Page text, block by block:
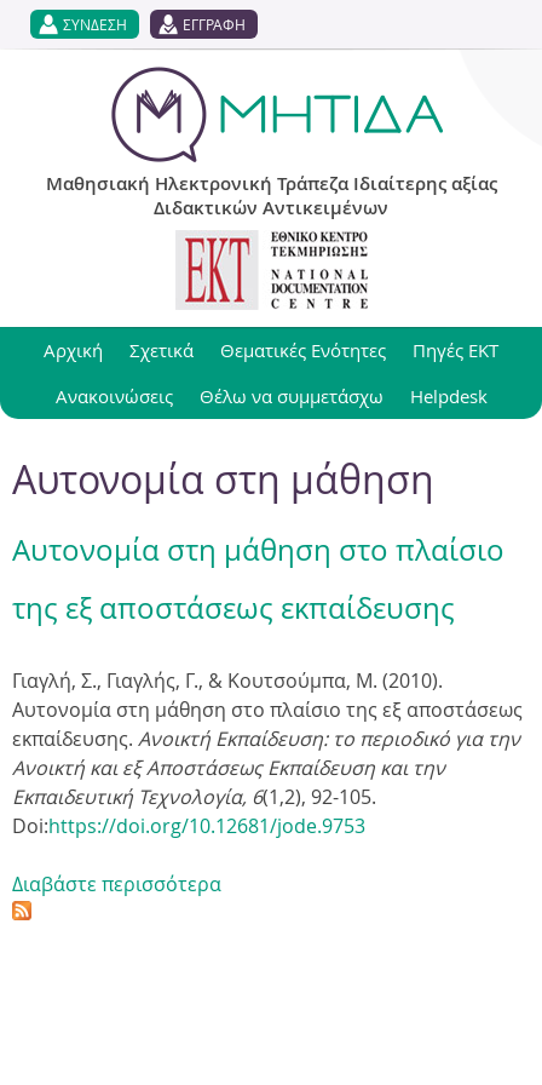
Jump to navigation
ΣΥΝΔΕΣΗ ΕΓΓΡΑΦΗ
Μαθησιακή Ηλεκτρονική Τράπεζα Ιδιαίτερης αξίας
Διδακτικών Αντικειμένων
Αρχική Σχετικά Θεματικές Ενότητες
Πηγές ΕΚΤ
Ανακοινώσεις
Θέλω να συμμετάσχω Helpdesk
Aυτονομία στη μάθηση
Αυτονομία στη μάθηση στο πλαίσιο
της εξ αποστάσεως εκπαίδευσης
Γιαγλή, Σ., Γιαγλής, Γ., & Κουτσούμπα, Μ. (2010).
Αυτονομία στη μάθηση στο πλαίσιο της εξ αποστάσεως
εκπαίδευσης. Ανοικτή Εκπαίδευση: το περιοδικό για την
Ανοικτή και εξ Αποστάσεως Εκπαίδευση και την
Εκπαιδευτική Τεχνολογία, 6(1,2), 92-105.
Doi:https://doi.org/10.12681/jode.9753
Διαβάστε περισσότερα